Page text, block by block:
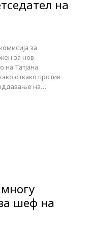
на
за
за нов
на Татјана
откако против
на…
шеф на